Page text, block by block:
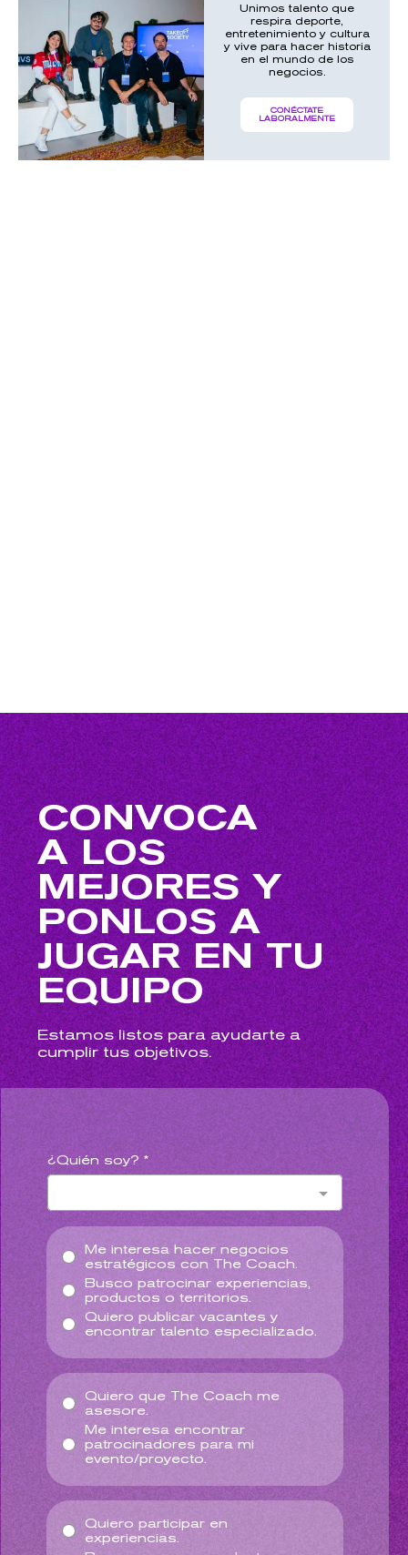
Unimos talento que
respira deporte,
entretenimiento y cultura
y vive para hacer historia
en el mundo de los
negocios.
CONÉCTATE
LABORALMENTE
CONVOCA
A LOS
MEJORES Y
PONLOS A
JUGAR EN TU
EQUIPO
Estamos listos para ayudarte a
cumplir tus objetivos.
¿Quién soy? *
Me interesa hacer negocios
estratégicos con The Coach.
Busco patrocinar experiencias,
productos o territorios.
Quiero publicar vacantes y
encontrar talento especializado.
Quiero que The Coach me
asesore.
Me interesa encontrar
patrocinadores para mi
evento/proyecto.
Quiero participar en
experiencias.